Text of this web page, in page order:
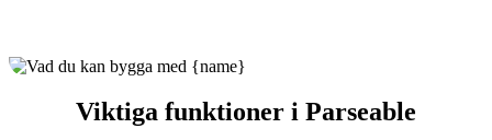
Viktiga funktioner i Parseable